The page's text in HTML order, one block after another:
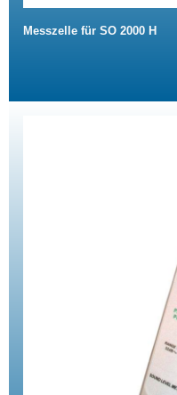
Messzelle für SO 2000 H